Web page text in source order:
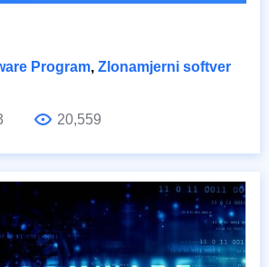
Program, Zlonamjerni softver
20,559